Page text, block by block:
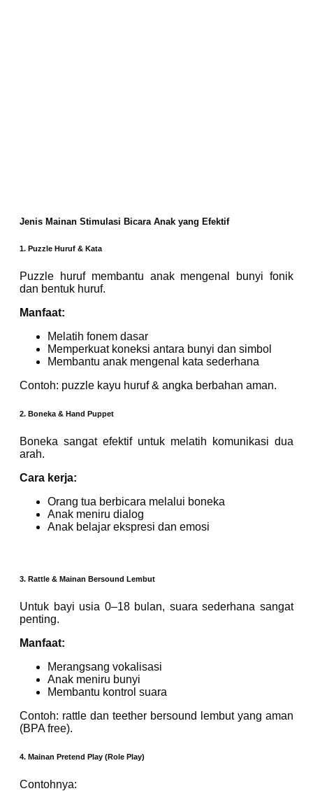
Jenis Mainan Stimulasi Bicara Anak yang Efektif
1. Puzzle Huruf & Kata
Puzzle huruf membantu anak mengenal bunyi fonik
dan bentuk huruf.
Manfaat:
Melatih fonem dasar
Memperkuat koneksi antara bunyi dan simbol
Membantu anak mengenal kata sederhana
Contoh: puzzle kayu huruf & angka berbahan aman.
2. Boneka & Hand Puppet
Boneka sangat efektif untuk melatih komunikasi dua
arah.
Cara kerja:
Orang tua berbicara melalui boneka
Anak meniru dialog
Anak belajar ekspresi dan emosi
3. Rattle & Mainan Bersound Lembut
Untuk bayi usia 0–18 bulan, suara sederhana sangat
penting.
Manfaat:
Merangsang vokalisasi
Anak meniru bunyi
Membantu kontrol suara
Contoh: rattle dan teether bersound lembut yang aman
(BPA free).
4. Mainan Pretend Play (Role Play)
Contohnya: